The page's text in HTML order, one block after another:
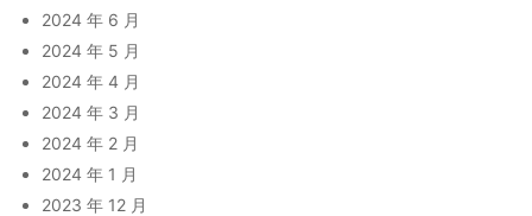
2024 年 6 月
2024 年 5 月
2024 年 4 月
2024 年 3 月
2024 年 2 月
2024 年 1 月
2023 年 12 月